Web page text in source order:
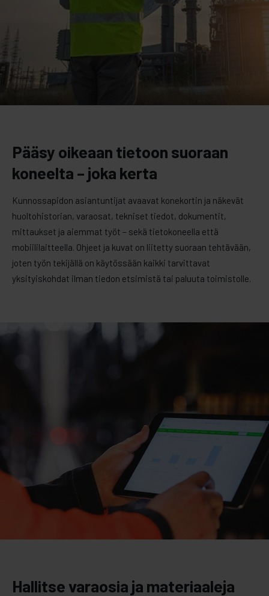
Pääsy oikeaan tietoon suoraan
koneelta – joka kerta
Kunnossapidon asiantuntijat avaavat konekortin ja näkevät
huoltohistorian, varaosat, tekniset tiedot, dokumentit,
mittaukset ja aiemmat työt – sekä tietokoneella että
mobiililaitteella. Ohjeet ja kuvat on liitetty suoraan tehtävään,
joten työn tekijällä on käytössään kaikki tarvittavat
yksityiskohdat ilman tiedon etsimistä tai paluuta toimistolle.
Hallitse varaosia ja materiaaleja